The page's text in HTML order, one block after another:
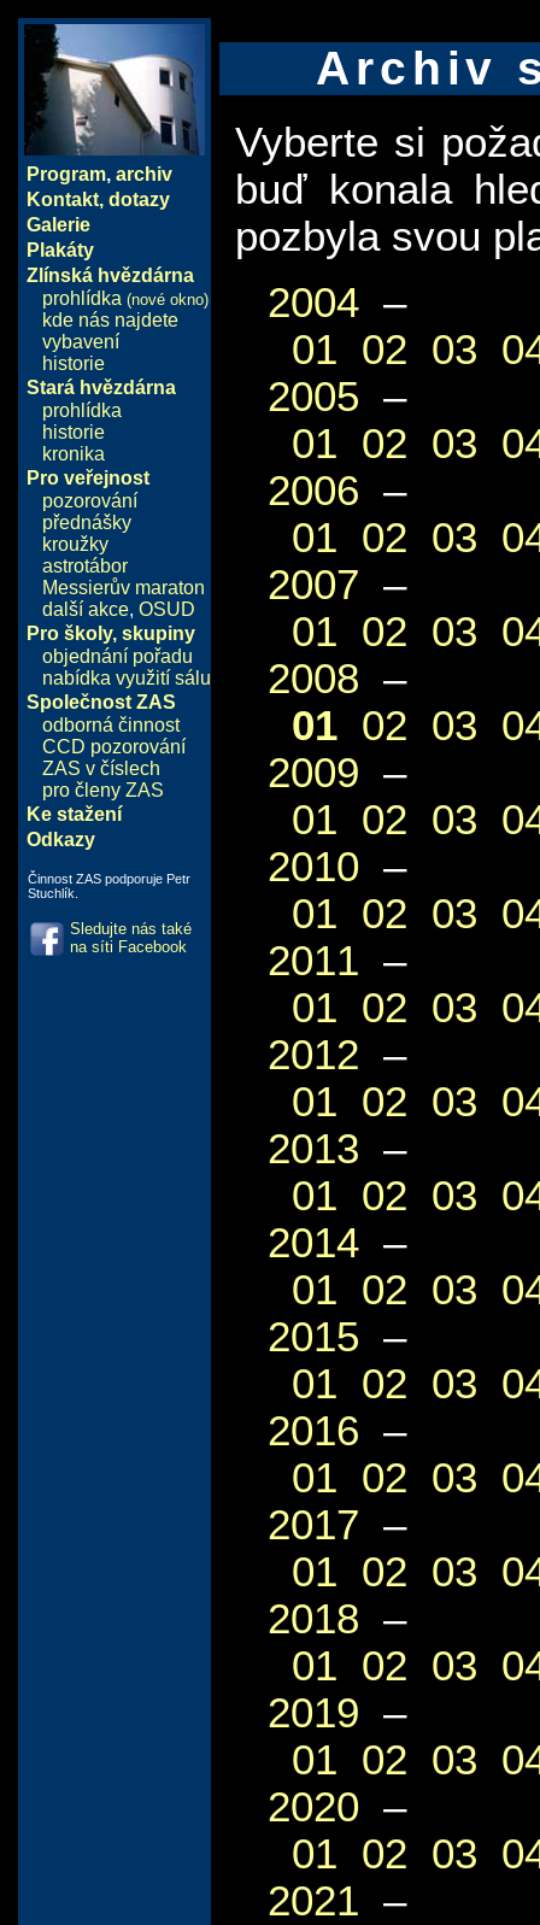
Program, archiv
Kontakt, dotazy
Galerie
Plakáty
Zlínská hvězdárna
prohlídka (nové okno)
kde nás najdete
vybavení
historie
Stará hvězdárna
prohlídka
historie
kronika
Pro veřejnost
pozorování
přednášky
kroužky
astrotábor
Messierův maraton
další akce, OSUD
Pro školy, skupiny
objednání pořadu
nabídka využití sálu
Společnost ZAS
odborná činnost
CCD pozorování
ZAS v číslech
pro členy ZAS
Ke stažení
Odkazy
Činnost ZAS podporuje Petr
Stuchlík.
Sledujte nás také
na síti Facebook
Archiv
Vyberte si
buď konala
pozbyla svou
2004 –
01 02 03
2005 –
01 02 03
2006 –
01 02 03
2007 –
01 02 03
2008 –
01 02 03
2009 –
01 02 03
2010 –
01 02 03
2011 –
01 02 03
2012 –
01 02 03
2013 –
01 02 03
2014 –
01 02 03
2015 –
01 02 03
2016 –
01 02 03
2017 –
01 02 03
2018 –
01 02 03
2019 –
01 02 03
2020 –
01 02 03
2021 –